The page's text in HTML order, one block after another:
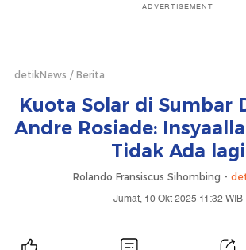
ADVERTISEMENT
detikNews Berita
Kuota Solar di Sumbar
Andre Rosiade:
Tidak Ada lagi
Rolando Fransiscus Sihombing -
Jumat, 10 Okt 2025 11:32 WIB